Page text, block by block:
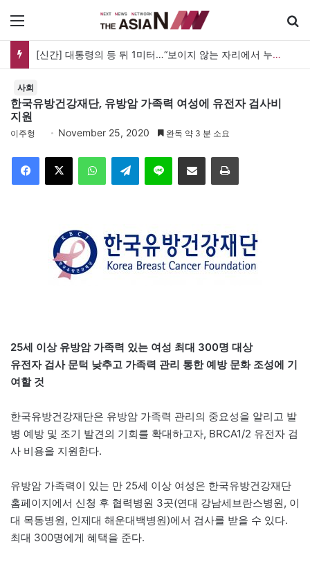
[신간] 대통령의 등 뒤 1미터…“보이지 않는 자리에서 누구를 지킨다는 것”
사회
한국유방건강재단, 유방암 가족력 여성에 유전자 검사비
지원
이주형 November 25, 2020 완독 약 3 분 소요
Telegram 이메일
25세 이상 유방암 가족력 있는 여성 최대 300명 대상
유전자 검사 문턱 낮추고 가족력 관리 통한 예방 문화 조성에 기
여할 것
한국유방건강재단은 유방암 가족력 관리의 중요성을 알리고 발
병 예방 및 조기 발견의 기회를 확대하고자, BRCA1/2 유전자 검
사 비용을 지원한다.
유방암 가족력이 있는 만 25세 이상 여성은 한국유방건강재단
홈페이지에서 신청 후 협력병원 3곳(연대 강남세브란스병원, 이
대 목동병원, 인제대 해운대백병원)에서 검사를 받을 수 있다.
최대 300명에게 혜택을 준다.